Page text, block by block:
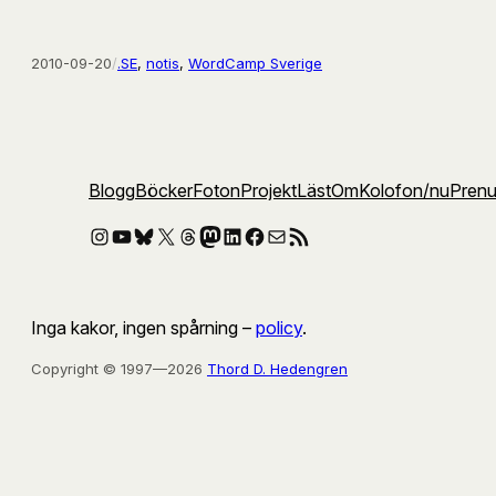
2010-09-20/.SE, notis, WordCamp Sverige
BloggBöckerFotonProjektLästOmKolofon/nu
Instagram
YouTube
Bluesky
X Threads
Mastodon
LinkedIn
Facebook
E-postRSS-flöde
Inga kakor, ingen spårning – policy.
Copyright © 1997—2026 Thord D. Hedengren